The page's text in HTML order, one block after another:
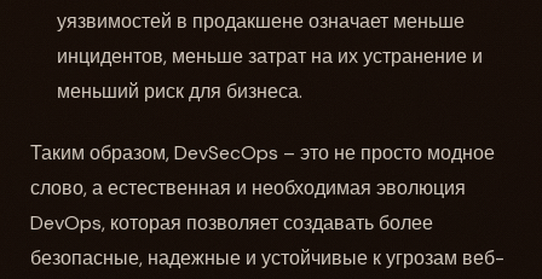
уязвимостей в продакшене означает меньше
инцидентов, меньше затрат на их устранение и
меньший риск для бизнеса.
Таким образом, DevSecOps – это не просто модное
слово, а естественная и необходимая эволюция
DevOps, которая позволяет создавать более
безопасные, надежные и устойчивые к угрозам веб-